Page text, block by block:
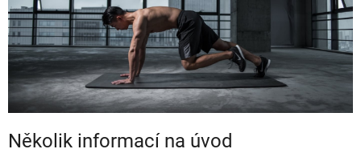
Několik informací na úvod